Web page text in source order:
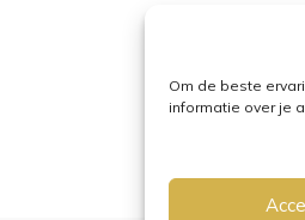
Om de beste
informatie over je